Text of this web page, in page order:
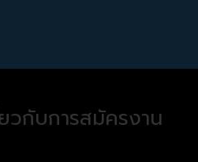
วกับการสมัครงาน